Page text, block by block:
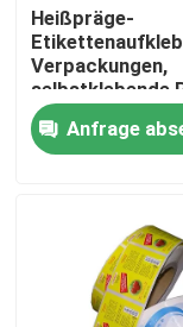
Treten Sie mit
Nachrichten
Verpacken-
Heißpräge-
Verpackungen,
selbstklebende
wasserfest
Anfrage